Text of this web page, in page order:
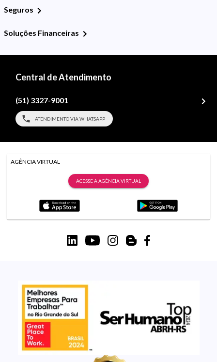
Seguros
Soluções Financeiras
Central de Atendimento
(51) 3327-9001
ATENDIMENTO VIA WHATSAPP
AGÊNCIA VIRTUAL
ACESSE A AGÊNCIA VIRTUAL